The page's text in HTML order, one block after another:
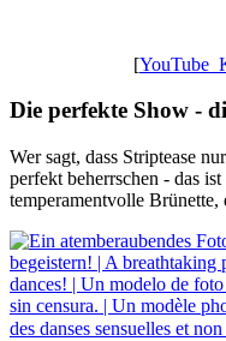
[
Die perfekte Show -
Wer sagt, dass Striptease
perfekt beherrschen - das
temperamentvolle